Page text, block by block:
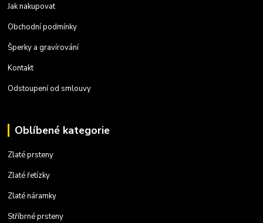
Jak nakupovat
Obchodní podmínky
Šperky a gravírování
Kontakt
Odstoupení od smlouvy
Oblíbené kategorie
Zlaté prsteny
Zlaté řetízky
Zlaté náramky
Stříbrné prsteny